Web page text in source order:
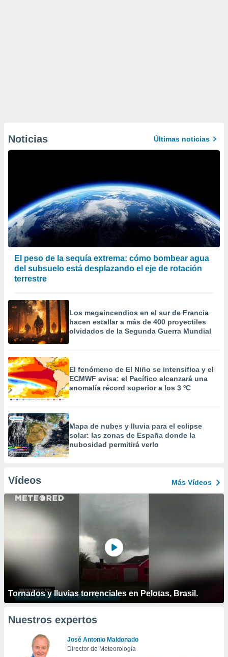
Noticias Últimas noticias
El peso de la sequía extrema: cómo bombear agua
del subsuelo está desplazando el eje de rotación
terrestre
Los megaincendios en el sur de Francia
hacen estallar a más de 400 proyectiles
olvidados de la Segunda Guerra Mundial
El fenómeno de El Niño se intensifica y el
ECMWF avisa: el Pacífico alcanzará una
anomalía récord superior a los 3 ºC
Mapa de nubes y lluvia para el eclipse
solar: las zonas de España donde la
nubosidad permitirá verlo
Vídeos Más Vídeos
Tornados y lluvias torrenciales en Pelotas, Brasil.
Nuestros expertos
José Antonio Maldonado
Director de Meteorología